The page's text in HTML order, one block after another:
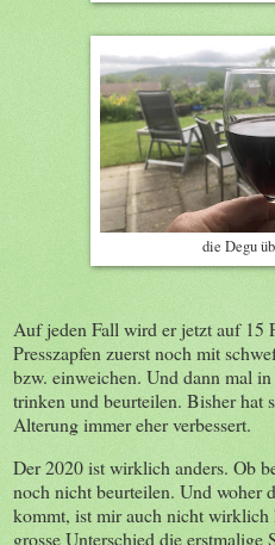
die Degu
Auf jeden Fall wird er jetzt auf 15
Presszapfen zuerst noch mit
bzw. einweichen. Und dann mal
trinken und beurteilen. Bisher hat
Alterung immer eher verbessert.
Der 2020 ist wirklich anders. Ob
noch nicht beurteilen. Und woher
kommt, ist mir auch nicht wirklich
grosse Unterschied die erstmalige